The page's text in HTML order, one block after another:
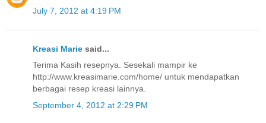
July 7, 2012 at 4:19 PM
Kreasi Marie said...
Terima Kasih resepnya. Sesekali mampir ke
http://www.kreasimarie.com/home/ untuk mendapatkan
berbagai resep kreasi lainnya.
September 4, 2012 at 2:29 PM